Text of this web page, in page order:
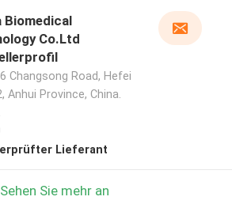
Biomedical
Co.Ltd
Changsong Road, Hefei
Anhui Province, China.
Lieferant
Sehen Sie mehr an